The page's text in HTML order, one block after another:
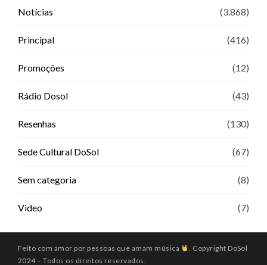
Notícias (3.868)
Principal (416)
Promoções (12)
Rádio Dosol (43)
Resenhas (130)
Sede Cultural DoSol (67)
Sem categoria (8)
Video (7)
Feito com amor por pessoas que amam música
. Copyright DoSol
2024 – Todos os direitos reservados.